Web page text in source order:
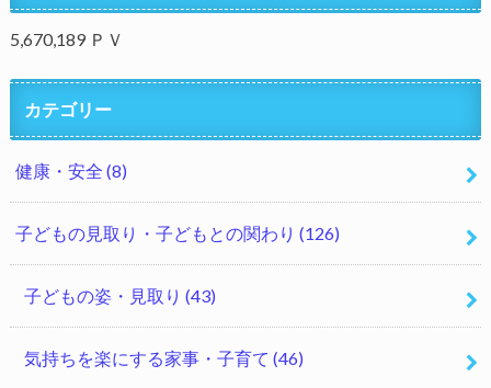
5,670,189 ＰＶ
カテゴリー
健康・安全 (8)
子どもの見取り・子どもとの関わり (126)
子どもの姿・見取り (43)
気持ちを楽にする家事・子育て (46)